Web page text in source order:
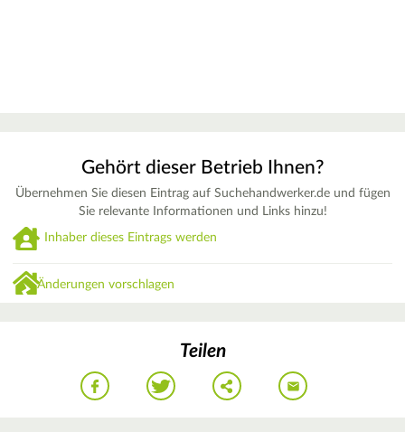
Gehört dieser Betrieb Ihnen?
Übernehmen Sie diesen Eintrag auf Suchehandwerker.de und fügen
Sie relevante Informationen und Links hinzu!
Inhaber dieses Eintrags werden
Änderungen vorschlagen
Teilen